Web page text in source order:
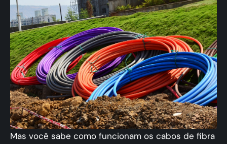
Mas você sabe como funcionam os cabos de fibra